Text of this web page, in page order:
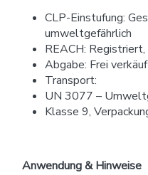
CLP-Einstufung:
umweltgefährlich
REACH:
Abgabe: Frei
Transport:
UN 3077 –
Klasse 9,
Anwendung & Hinweise